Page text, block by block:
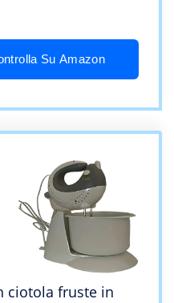
Su Amazon
ciotola fruste in